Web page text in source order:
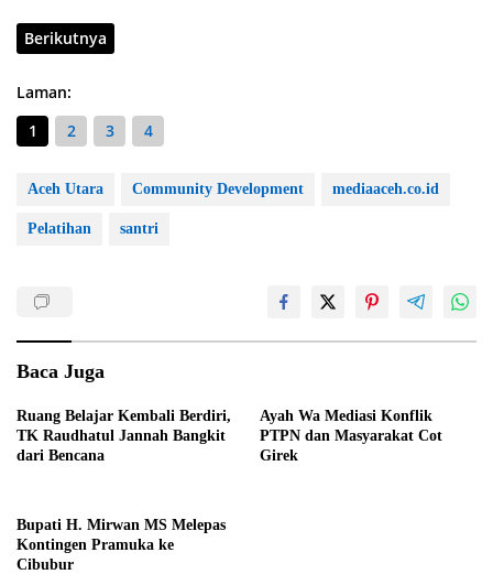
Berikutnya
Laman:
1
2 3 4
Aceh Utara Community Development mediaaceh.co.id
Pelatihan santri
Baca Juga
Ruang Belajar Kembali Berdiri,
TK Raudhatul Jannah Bangkit
dari Bencana
Ayah Wa Mediasi Konflik
PTPN dan Masyarakat Cot
Girek
Bupati H. Mirwan MS Melepas
Kontingen Pramuka ke
Cibubur